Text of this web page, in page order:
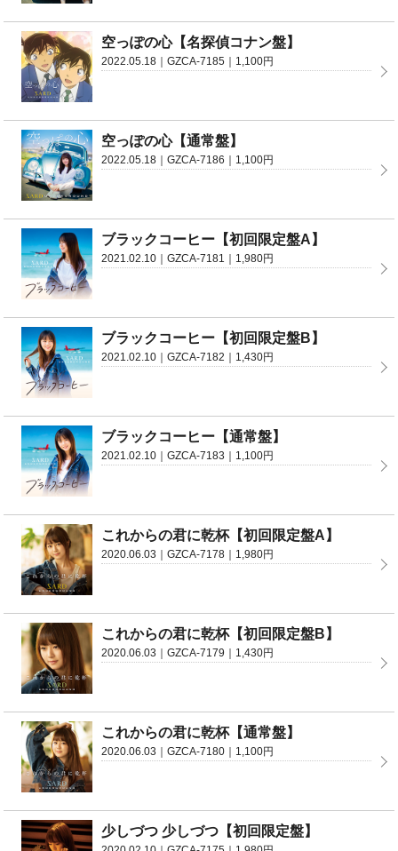
空っぽの心【名探偵コナン盤】
2022.05.18｜GZCA-7185｜1,100円
空っぽの心【通常盤】
2022.05.18｜GZCA-7186｜1,100円
ブラックコーヒー【初回限定盤A】
2021.02.10｜GZCA-7181｜1,980円
ブラックコーヒー【初回限定盤B】
2021.02.10｜GZCA-7182｜1,430円
ブラックコーヒー【通常盤】
2021.02.10｜GZCA-7183｜1,100円
これからの君に乾杯【初回限定盤A】
2020.06.03｜GZCA-7178｜1,980円
これからの君に乾杯【初回限定盤B】
2020.06.03｜GZCA-7179｜1,430円
これからの君に乾杯【通常盤】
2020.06.03｜GZCA-7180｜1,100円
少しづつ 少しづつ【初回限定盤】